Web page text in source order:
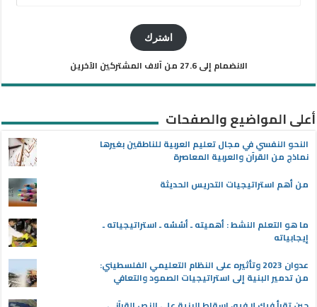
اشترك
الانضمام إلى 27.6 من آلاف المشتركين الآخرين
أعلى المواضيع والصفحات
النحو النفسي في مجال تعليم العربية للناطقين بغيرها
نماذج من القرآن والعربية المعاصرة
من أهم استراتيجيات التدريس الحديثة
ما هو التعلم النشط : أهميته ـ أسُسُه ـ استراتيجياته ـ
إيجابياته
عدوان 2023 وتأثيره على النظام التعليمي الفلسطيني:
من تدمير البنية إلى استراتيجيات الصمود والتعافي